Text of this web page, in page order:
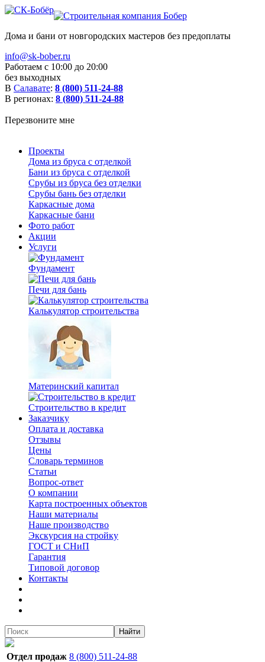
Дома и бани от новгородских мастеров без предоплаты
info@sk-bober.ru
Работаем с 10:00 до 20:00
без выходных
В Салавате: 8 (800) 511-24-88
В регионах: 8 (800) 511-24-88
Перезвоните мне
Проекты
Дома из бруса с отделкой
Бани из бруса с отделкой
Срубы из бруса без отделки
Срубы бань без отделки
Каркасные дома
Каркасные бани
Фото работ
Акции
Услуги
Фундамент
Печи для бань
Калькулятор строительства
Материнский капитал
Строительство в кредит
Заказчику
Оплата и доставка
Отзывы
Цены
Словарь терминов
Статьи
Вопрос-ответ
О компании
Карта построенных объектов
Наши материалы
Наше производство
Экскурсия на стройку
ГОСТ и СНиП
Гарантия
Типовой договор
Контакты
Найти
Отдел продаж 8 (800) 511-24-88